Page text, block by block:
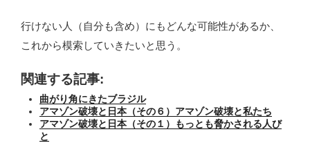
行けない人（自分も含め）にもどんな可能性があるか、
これから模索していきたいと思う。
関連する記事:
曲がり角にきたブラジル
アマゾン破壊と日本（その６）アマゾン破壊と私たち
アマゾン破壊と日本（その１）もっとも脅かされる人び
と